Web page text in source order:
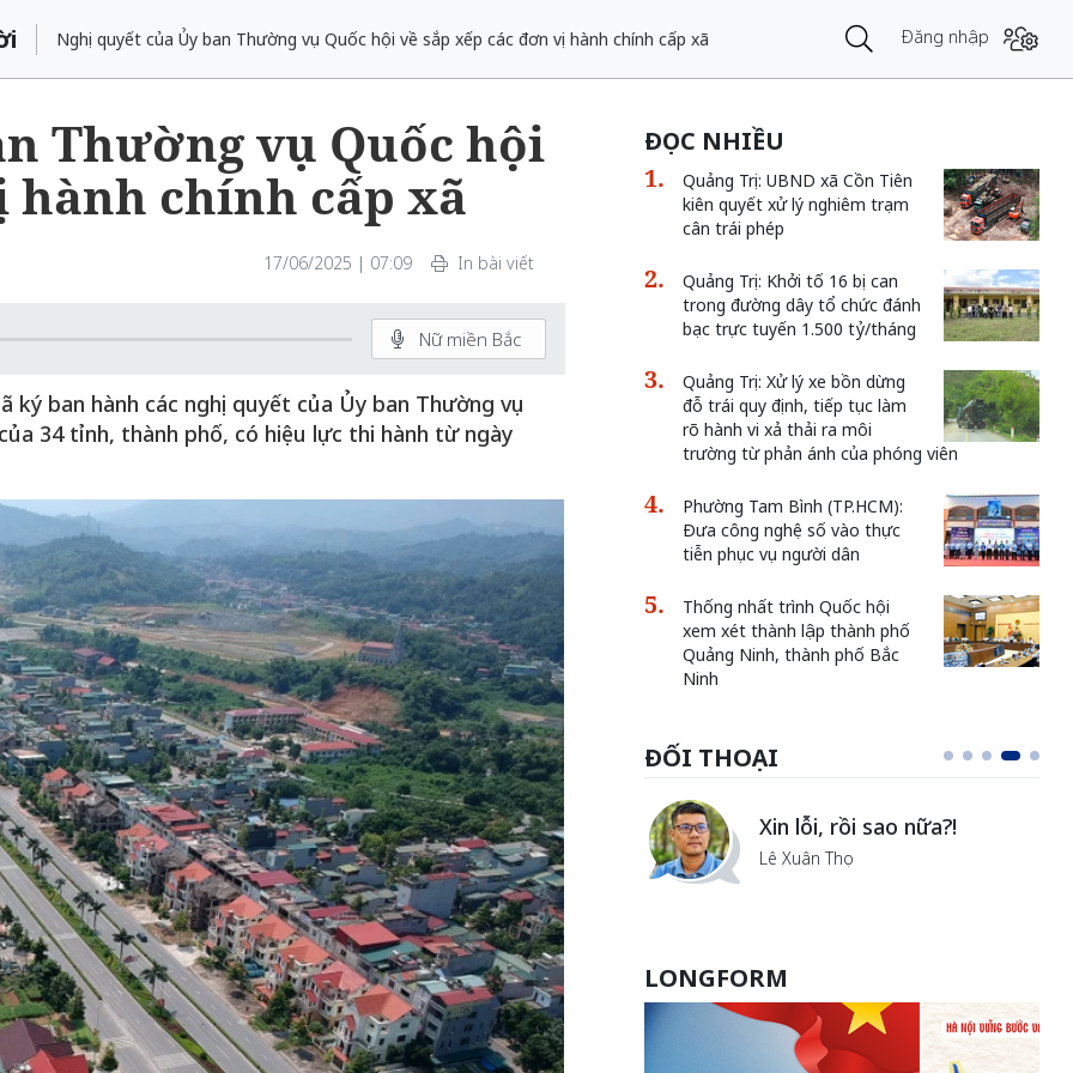
Nghị quyết của Ủy ban Thường vụ Quốc hội về sắp xếp các đơn vị hành chính cấp xã Đăng nhập
Thường vụ Quốc hội
hành chính cấp xã
17/06/2025 | 07:09 In bài viết
Nữ miền Bắc
ký ban hành các nghị quyết của Ủy ban Thường vụ
34 tỉnh, thành phố, có hiệu lực thi hành từ ngày
ĐỌC NHIỀU
Quảng Trị: UBND xã Cồn Tiên
kiên quyết xử lý nghiêm trạm
cân trái phép
Quảng Trị: Khởi tố 16 bị can
trong đường dây tổ chức đánh
bạc trực tuyến 1.500 tỷ/tháng
Quảng Trị: Xử lý xe bồn dừng
đỗ trái quy định, tiếp tục làm
rõ hành vi xả thải ra môi
trường từ phản ánh của phóng viên
Phường Tam Bình (TP.HCM):
Đưa công nghệ số vào thực
tiễn phục vụ người dân
Thống nhất trình Quốc hội
xem xét thành lập thành phố
Quảng Ninh, thành phố Bắc
Ninh
ĐỐI THOẠI
nhà
Bắc Biên - Giữ một ngôi
làng ven sông Hồng của Hà
Nội
TS. Trần Kim Hào
Xin lỗi, rồi sao nữa?!
Lê Xuân Thọ
LONGFORM